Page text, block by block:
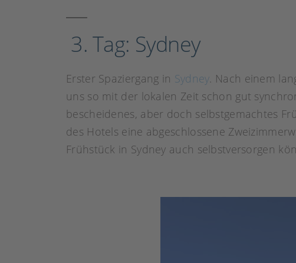
3. Tag: Sydney
Erster Spaziergang in Sydney. Nach einem
uns so mit der lokalen Zeit schon gut
bescheidenes, aber doch selbstgemachtes
des Hotels eine abgeschlossene
Frühstück in Sydney auch selbstversorgen